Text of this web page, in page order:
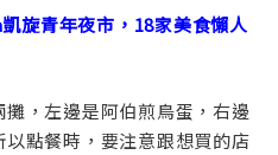
，左邊是阿伯煎鳥蛋，右邊
點餐時，要注意跟想買的店